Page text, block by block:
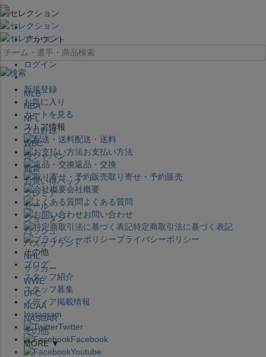
×
アカウント
ログイン
新規登録
お気に入り
カートを見る
ストア情報
配送・送料
お支払い方法
返品・交換
取り寄せ・予約販売
会社概要
よくある質問
お問い合わせ
特定商取引法に基づく表記
プライバシーポリシー
その他
ブログ
スタッフ紹介
スタッフ募集
メディア掲載情報
Instagram
Twitter
Facebook
Youtube
MLB
NBA
NFL
プロ野球
WBC
侍ジャパン
福袋
お買い得パック
プレミア
セール
ジョーダン
バッシュ
バスケブランド
NHL
サッカー
WWE
UFC
NCAA
NASCAR
その他
MORE ▼